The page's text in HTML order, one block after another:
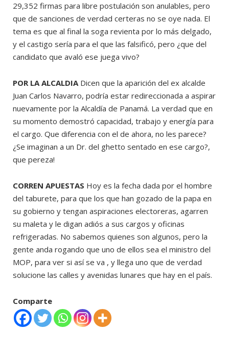
29,352 firmas para libre postulación son anulables, pero
que de sanciones de verdad certeras no se oye nada. El
tema es que al final la soga revienta por lo más delgado,
y el castigo sería para el que las falsificó, pero ¿que del
candidato que avaló ese juega vivo?
POR LA ALCALDIADicen que la aparición del ex alcalde
Juan Carlos Navarro, podría estar redireccionada a aspirar
nuevamente por la Alcaldía de Panamá. La verdad que en
su momento demostró capacidad, trabajo y energía para
el cargo. Que diferencia con el de ahora, no les parece?
¿Se imaginan a un Dr. del ghetto sentado en ese cargo?,
que pereza!
CORREN APUESTAS Hoy es la fecha dada por el hombre
del taburete, para que los que han gozado de la papa en
su gobierno y tengan aspiraciones electoreras, agarren
su maleta y le digan adiós a sus cargos y oficinas
refrigeradas. No sabemos quienes son algunos, pero la
gente anda rogando que uno de ellos sea el ministro del
MOP, para ver si así se va , y llega uno que de verdad
solucione las calles y avenidas lunares que hay en el país.
Comparte